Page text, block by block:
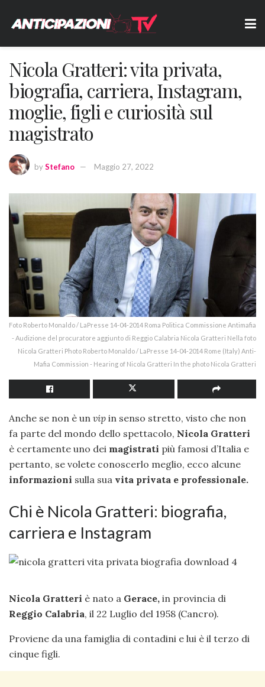
Nicola Gratteri: vita privata,
biografia, carriera, Instagram,
moglie, figli e curiosità sul
magistrato
byStefano Maggio 27, 2022
Foto Roberto Monaldo / LaPresse 14-04-2014 Roma Politica Commissione Antimafia
- Audizione del procuratore aggiunto di Reggio Calabria Nicola Gratteri Nella foto
Nicola Gratteri Photo Roberto Monaldo / LaPresse 14-04-2014 Rome (Italy) Anti-
Mafia Commission - Hearing of Nicola Gratteri In the photo Nicola Gratteri
Anche se non è un vip in senso stretto, visto che non
fa parte del mondo dello spettacolo, Nicola Gratteri
è certamente uno dei magistrati più famosi d’Italia e
pertanto, se volete conoscerlo meglio, ecco alcune
informazioni sulla sua vita privata e professionale.
Chi è Nicola Gratteri: biografia,
carriera e Instagram
Nicola Gratteri è nato a Gerace, in provincia di
Reggio Calabria, il 22 Luglio del 1958 (Cancro).
Proviene da una famiglia di contadini e lui è il terzo di
cinque figli.